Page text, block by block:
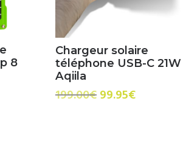
8
Chargeur solaire
téléphone USB-C 21W
Aqiila
199.00€Le
99.95€Le